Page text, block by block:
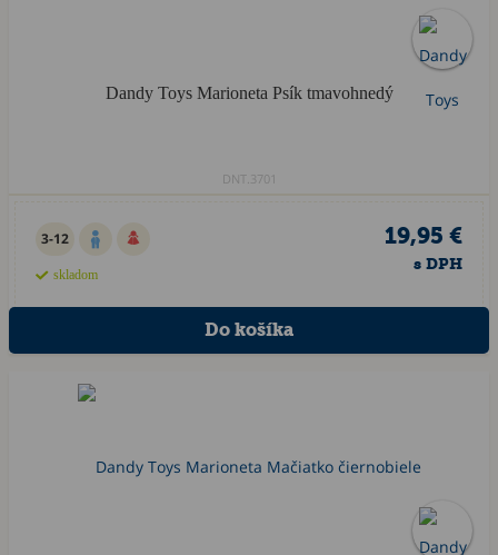
Dandy Toys Marioneta Psík tmavohnedý
DNT.3701
3-12
skladom
19,95 €
s DPH